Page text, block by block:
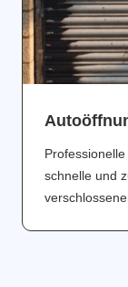
schnelle und